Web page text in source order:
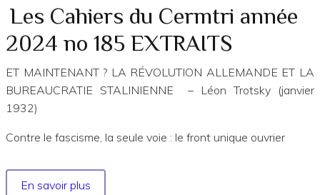
année
2025
n°
EXTRAITS
Les Cahiers du Cermtri année
2024 no 185 EXTRAITS
ET MAINTENANT ? LA RÉVOLUTION ALLEMANDE ET LA
BUREAUCRATIE STALINIENNE – Léon Trotsky (janvier
1932)
Contre le fascisme, la seule voie : le front unique ouvrier
En savoir plus